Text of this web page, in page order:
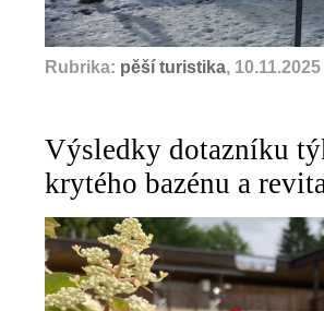
Rubrika: pěší turistika, 10.11.2025
Výsledky dotazníku
krytého bazénu a